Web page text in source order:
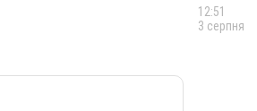
12:51
3 серпня